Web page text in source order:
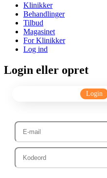
Klinikker
Behandlinger
Tilbud
Magasinet
For Klinikker
Log ind
Login eller opret
Login